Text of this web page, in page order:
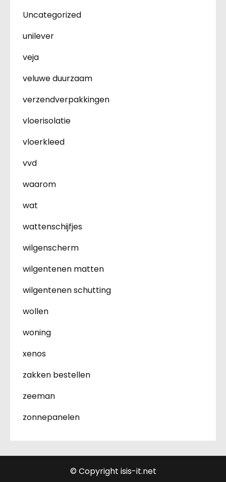
Uncategorized
unilever
veja
veluwe duurzaam
verzendverpakkingen
vloerisolatie
vloerkleed
vvd
waarom
wat
wattenschijfjes
wilgenscherm
wilgentenen matten
wilgentenen schutting
wollen
woning
xenos
zakken bestellen
zeeman
zonnepanelen
© Copyright isis-it.net